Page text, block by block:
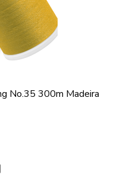
No.35 300m Madeira